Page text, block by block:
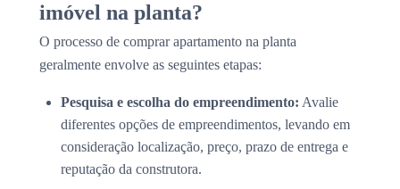
imóvel na planta?
O processo de comprar apartamento na planta
geralmente envolve as seguintes etapas:
Pesquisa e escolha do empreendimento: Avalie
diferentes opções de empreendimentos, levando em
consideração localização, preço, prazo de entrega e
reputação da construtora.